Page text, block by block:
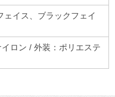
ェイス、ブラックフェイ
ロン / 外装：ポリエステ